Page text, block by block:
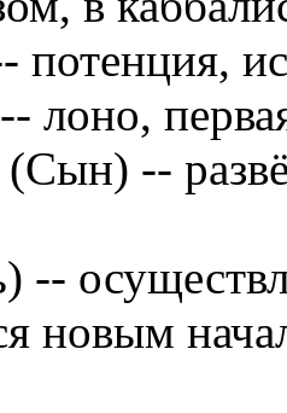
потенция,
лоно,
--
--
новым